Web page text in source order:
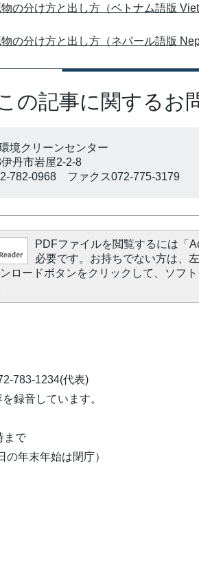
の分け方と出し方（ベトナム語版
の分け方と出し方（ネパール語版
の記事に関するお
境クリーンセンター
丹市岩屋2-2-8
782-0968 ファクス072-775-3179
PDFファイルを閲覧するには「
必要です。お持ちでない方は、
ロードボタンをクリックして、ソフ
783-1234(代表)
録音しています。
まで
の年末年始は閉庁）